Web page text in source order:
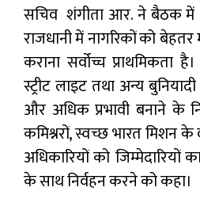
सचिव शंगीता आर. ने बैठक में
राजधानी में नागरिकों को
कराना सर्वोच्च प्राथमिकता
स्ट्रीट लाइट तथा अन्य
और अधिक प्रभावी बनाने के
कमिश्नरों, स्वच्छ भारत मिशन के
अधिकारियों को जिम्मेदारियों
के साथ निर्वहन करने को कहा।